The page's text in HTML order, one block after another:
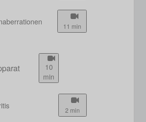
11 min
10
min
2 min